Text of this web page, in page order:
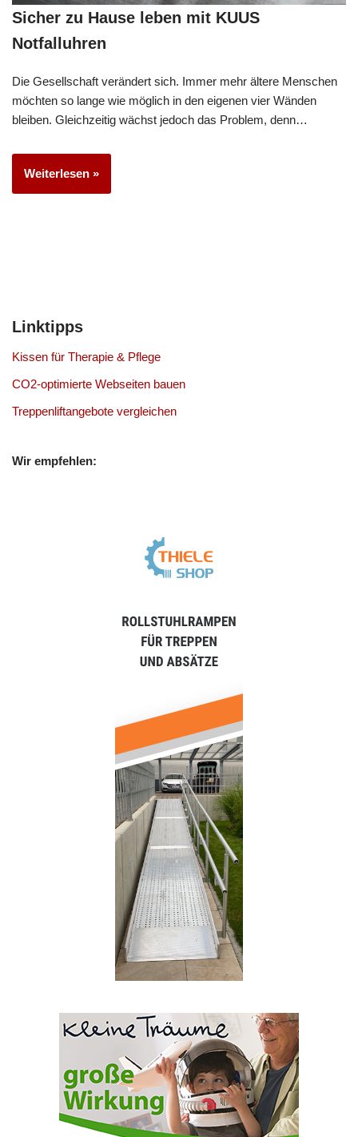
Sicher zu Hause leben mit KUUS
Notfalluhren
Die Gesellschaft verändert sich. Immer mehr ältere Menschen
möchten so lange wie möglich in den eigenen vier Wänden
bleiben. Gleichzeitig wächst jedoch das Problem, denn…
Weiterlesen »
Linktipps
Kissen für Therapie & Pflege
CO2-optimierte Webseiten bauen
Treppenliftangebote vergleichen
Wir empfehlen: